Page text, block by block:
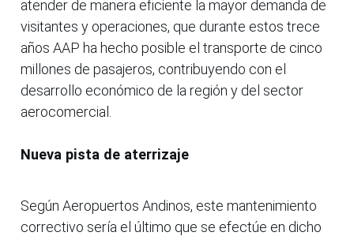
atender de manera eficiente la mayor demanda de
visitantes y operaciones, que durante estos trece
años AAP ha hecho posible el transporte de cinco
millones de pasajeros, contribuyendo con el
desarrollo económico de la región y del sector
aerocomercial.
Nueva pista de aterrizaje
Según Aeropuertos Andinos, este mantenimiento
correctivo sería el último que se efectúe en dicho